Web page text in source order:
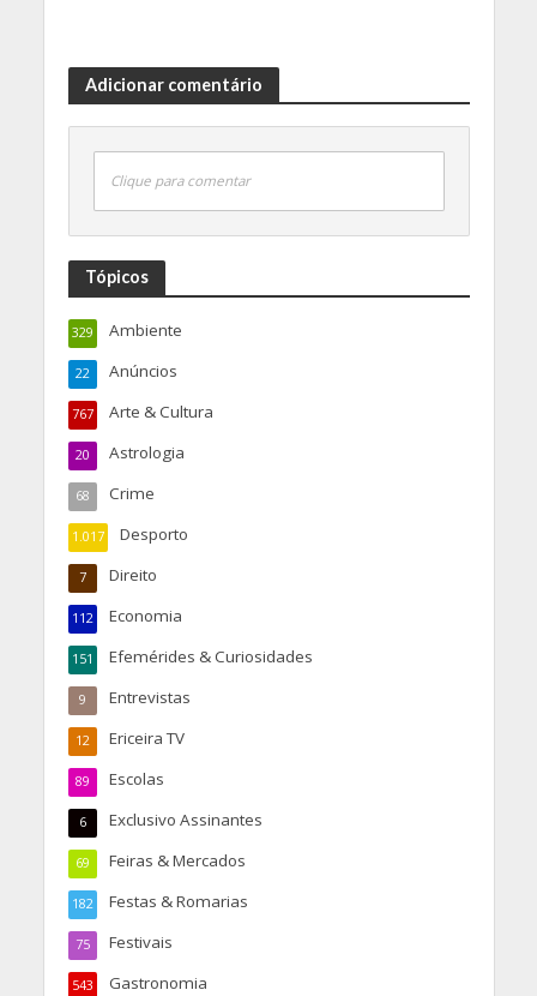
Adicionar comentário
Clique para comentar
Tópicos
Ambiente
329
Anúncios
22
Arte & Cultura
767
Astrologia
20
Crime
68
Desporto
1.017
Direito
7
Economia
112
Efemérides & Curiosidades
151
Entrevistas
9
Ericeira TV
12
Escolas
89
Exclusivo Assinantes
6
Feiras & Mercados
69
Festas & Romarias
182
Festivais
75
Gastronomia
543